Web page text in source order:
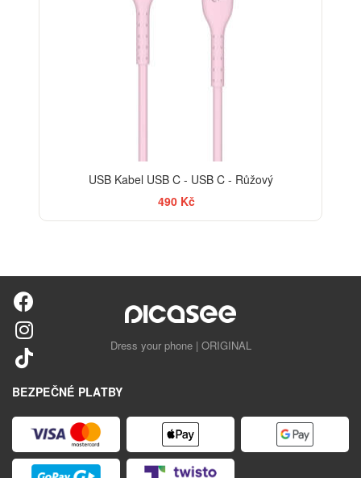
USB Kabel USB C - USB C - Růžový
490 Kč
Dress your phone | ORIGINAL
BEZPEČNÉ PLATBY